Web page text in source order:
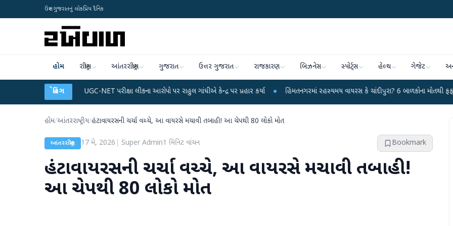
ઉત્તર ગુજરાતનું લોકપ્રિય દૈનિક
હોમ રાષ્ટ્રીય આંતરરાષ્ટ્રીય ગુજરાત ઉત્તર ગુજરાત રાજકારણ બિઝનેસ સ્પોર્ટ્સ હેલ્થ ગેજેટ
બ્રેકિંગ
UGC-NET પરીક્ષા લીકના આરોપો પર રાહુલ ગાંધીએ કેન્દ્ર પર પ્રહાર કર્યા ● હિંમતનગરમાં રહસ્યમય વાયરસ કે ચાંદીપુરા? 6 બાળકોના મોતથી ફફડાટ ●
હોમ/આંતરરાષ્ટ્રીય/હંટાવાયરસની ચર્ચા વચ્ચે, આ વાયરસે મચાવી તબાહી! આ ચેપથી 80 લોકો મોત
આંતરરાષ્ટ્રીય 17 મે, 2026 Super Admin1 મિનિટ વાંચન Bookmark
હંટાવાયરસની ચર્ચા વચ્ચે, આ વાયરસે મચાવી તબાહી!
આ ચેપથી 80 લોકો મોત